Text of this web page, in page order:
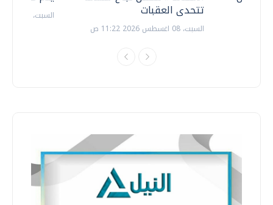
السبت، 18 يوليو 2026 09:22 ص تتحدى العقبات
السبت، 08 اغسطس 2026 11:22 ص